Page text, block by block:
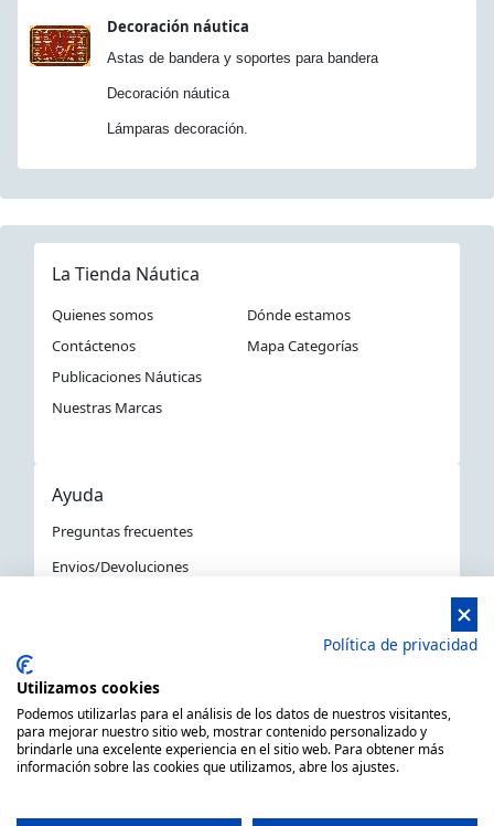
Decoración náutica
Astas de bandera y soportes para bandera
Decoración náutica
Lámparas decoración.
La Tienda Náutica
Quienes somos
Dónde estamos
Contáctenos
Mapa Categorías
Publicaciones Náuticas
Nuestras Marcas
Ayuda
Preguntas frecuentes
Envios/Devoluciones
La Tienda Náutica en Barcelona
C/ Primer de Maig 6, 08980 Sant Feliu de Llobregat,
Política de privacidad
Utilizamos cookies
Podemos utilizarlas para el análisis de los datos de nuestros visitantes,
para mejorar nuestro sitio web, mostrar contenido personalizado y
brindarle una excelente experiencia en el sitio web. Para obtener más
información sobre las cookies que utilizamos, abre los ajustes.